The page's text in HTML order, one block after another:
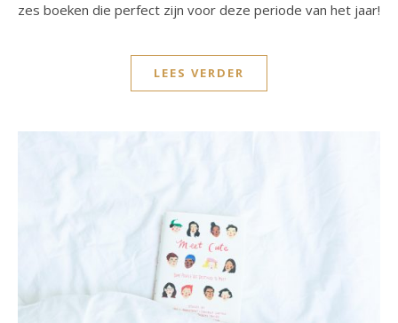
zes boeken die perfect zijn voor deze periode van het jaar!
LEES VERDER